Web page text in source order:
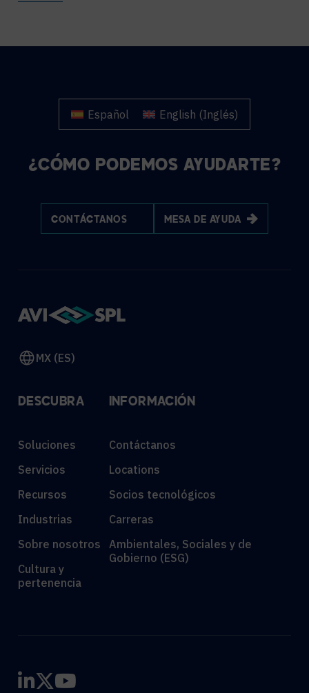
Español English (Inglés)
¿CÓMO PODEMOS AYUDARTE?
CONTÁCTANOS MESA DE AYUDA
MX (ES)
DESCUBRA
Soluciones
Servicios
Recursos
Industrias
Sobre nosotros
Cultura y
pertenencia
INFORMACIÓN
Contáctanos
Locations
Socios tecnológicos
Carreras
Ambientales, Sociales y de
Gobierno (ESG)